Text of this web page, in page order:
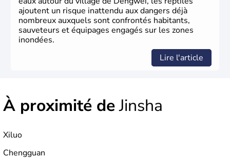
ajoutent un risque inattendu aux dangers déjà
nombreux auxquels sont confrontés habitants,
sauveteurs et équipages engagés sur les zones
inondées.
Lire l'article
À proximité deJinsha
Xiluo
Chengguan